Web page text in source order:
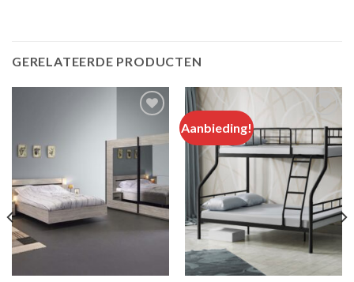
GERELATEERDE PRODUCTEN
Add to
Aanbieding!
Add to
wishlist